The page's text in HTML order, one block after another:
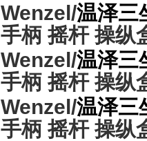
Wenzel/温泽三
手柄 摇杆 操纵
Wenzel/温泽三
手柄 摇杆 操纵
Wenzel/温泽三
手柄 摇杆 操纵